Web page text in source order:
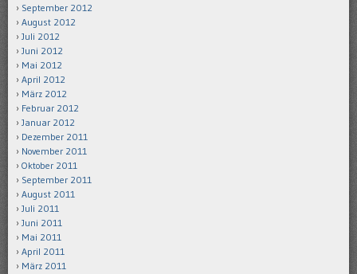
September 2012
August 2012
Juli 2012
Juni 2012
Mai 2012
April 2012
März 2012
Februar 2012
Januar 2012
Dezember 2011
November 2011
Oktober 2011
September 2011
August 2011
Juli 2011
Juni 2011
Mai 2011
April 2011
März 2011